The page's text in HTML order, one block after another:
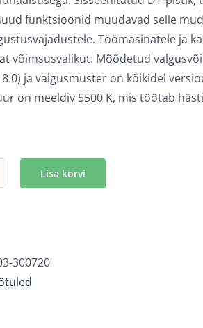
funktsioonid muudavad selle
Töömasinatele ja
võimsusvalikut. Mõõdetud
8.0) ja valgusmuster on kõikidel
on meeldiv 5500 K, mis töötab
Lisa korvi
300720